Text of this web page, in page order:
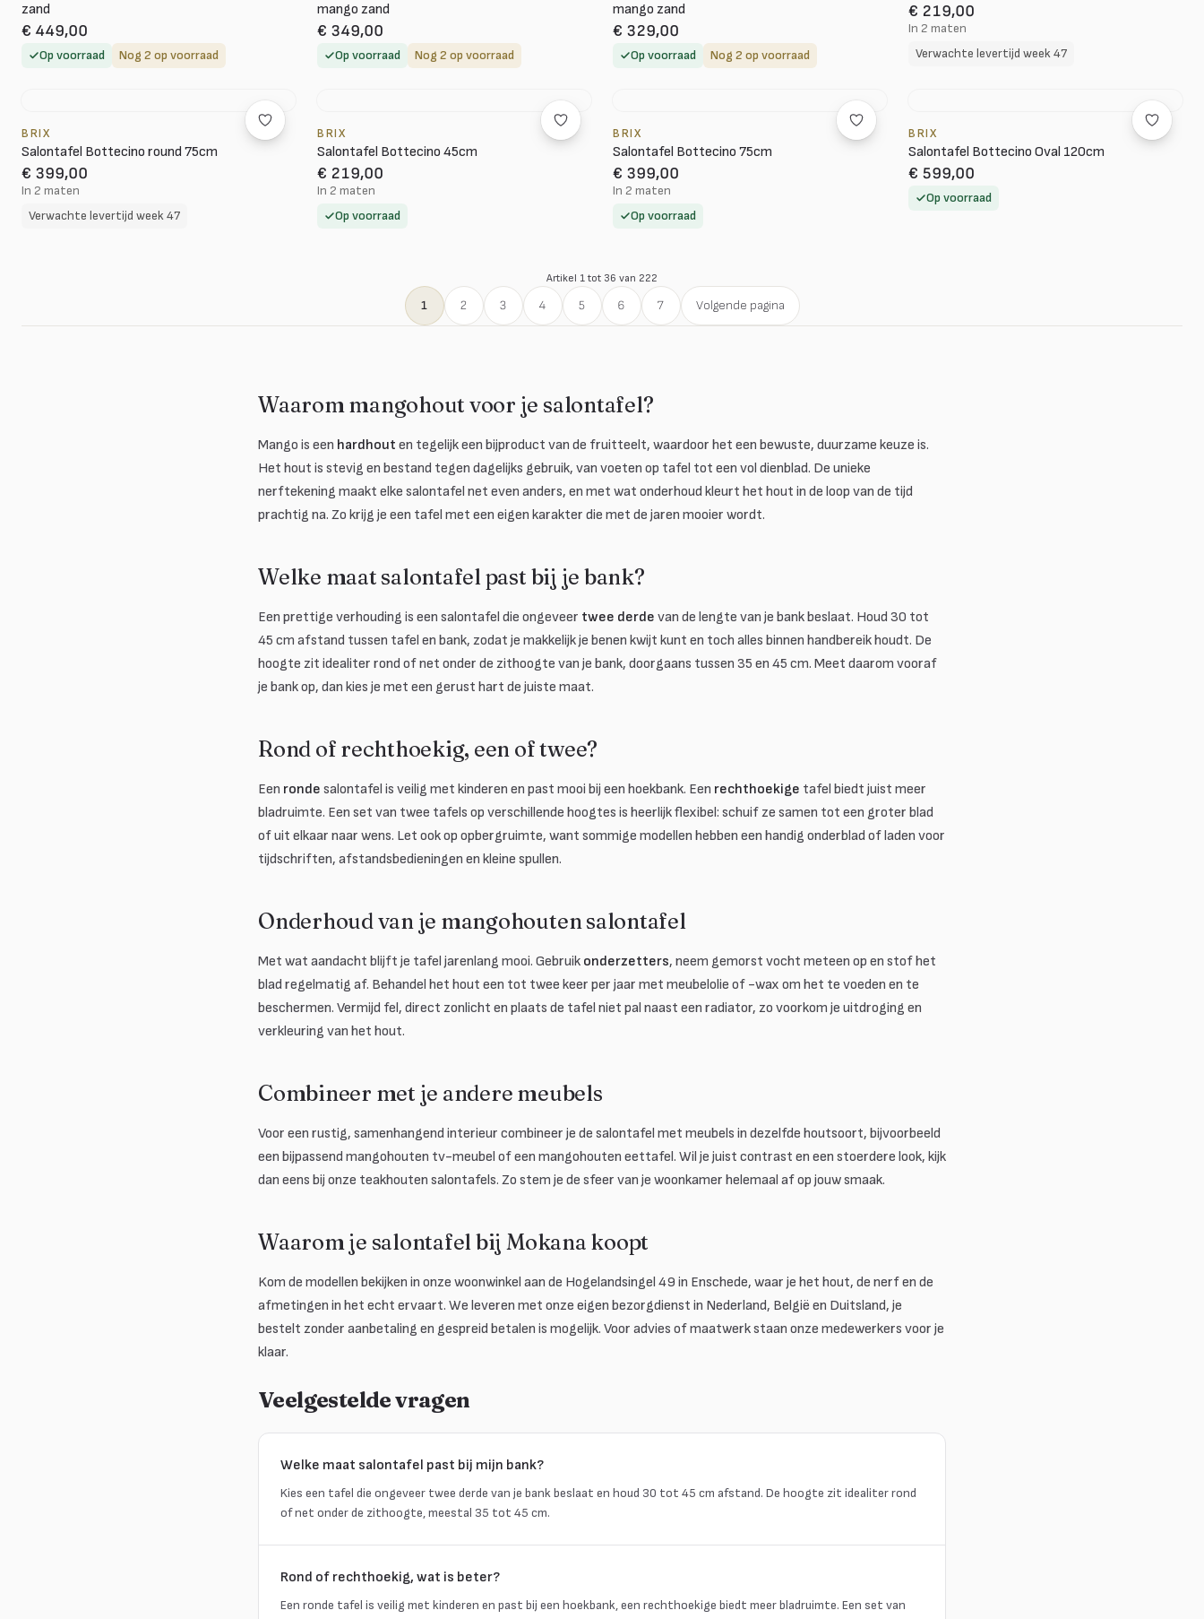
zand
€ 449,00
Op voorraad Nog 2 op voorraad
mango zand
€ 349,00
Op voorraad Nog 2 op voorraad
mango zand
€ 329,00
Op voorraad Nog 2 op voorraad
€ 219,00
In 2 maten
Verwachte levertijd week 47
BRIX
Salontafel Bottecino round 75cm
€ 399,00
In 2 maten
Verwachte levertijd week 47
BRIX
Salontafel Bottecino 45cm
€ 219,00
In 2 maten
Op voorraad
BRIX
Salontafel Bottecino 75cm
€ 399,00
In 2 maten
Op voorraad
BRIX
Salontafel Bottecino Oval 120cm
€ 599,00
Op voorraad
Artikel 1 tot 36 van 222
1 2 3 4 5 6 7 Volgende pagina
Waarom mangohout voor je salontafel?
Mango is een hardhout en tegelijk een bijproduct van de fruitteelt, waardoor het een bewuste, duurzame keuze is.
Het hout is stevig en bestand tegen dagelijks gebruik, van voeten op tafel tot een vol dienblad. De unieke
nerftekening maakt elke salontafel net even anders, en met wat onderhoud kleurt het hout in de loop van de tijd
prachtig na. Zo krijg je een tafel met een eigen karakter die met de jaren mooier wordt.
Welke maat salontafel past bij je bank?
Een prettige verhouding is een salontafel die ongeveer twee derde van de lengte van je bank beslaat. Houd 30 tot
45 cm afstand tussen tafel en bank, zodat je makkelijk je benen kwijt kunt en toch alles binnen handbereik houdt. De
hoogte zit idealiter rond of net onder de zithoogte van je bank, doorgaans tussen 35 en 45 cm. Meet daarom vooraf
je bank op, dan kies je met een gerust hart de juiste maat.
Rond of rechthoekig, een of twee?
Een ronde salontafel is veilig met kinderen en past mooi bij een hoekbank. Een rechthoekige tafel biedt juist meer
bladruimte. Een set van twee tafels op verschillende hoogtes is heerlijk flexibel: schuif ze samen tot een groter blad
of uit elkaar naar wens. Let ook op opbergruimte, want sommige modellen hebben een handig onderblad of laden voor
tijdschriften, afstandsbedieningen en kleine spullen.
Onderhoud van je mangohouten salontafel
Met wat aandacht blijft je tafel jarenlang mooi. Gebruik onderzetters, neem gemorst vocht meteen op en stof het
blad regelmatig af. Behandel het hout een tot twee keer per jaar met meubelolie of -wax om het te voeden en te
beschermen. Vermijd fel, direct zonlicht en plaats de tafel niet pal naast een radiator, zo voorkom je uitdroging en
verkleuring van het hout.
Combineer met je andere meubels
Voor een rustig, samenhangend interieur combineer je de salontafel met meubels in dezelfde houtsoort, bijvoorbeeld
een bijpassend mangohouten tv-meubel of een mangohouten eettafel. Wil je juist contrast en een stoerdere look, kijk
dan eens bij onze teakhouten salontafels. Zo stem je de sfeer van je woonkamer helemaal af op jouw smaak.
Waarom je salontafel bij Mokana koopt
Kom de modellen bekijken in onze woonwinkel aan de Hogelandsingel 49 in Enschede, waar je het hout, de nerf en de
afmetingen in het echt ervaart. We leveren met onze eigen bezorgdienst in Nederland, België en Duitsland, je
bestelt zonder aanbetaling en gespreid betalen is mogelijk. Voor advies of maatwerk staan onze medewerkers voor je
klaar.
Veelgestelde vragen
Welke maat salontafel past bij mijn bank?
Kies een tafel die ongeveer twee derde van je bank beslaat en houd 30 tot 45 cm afstand. De hoogte zit idealiter rond
of net onder de zithoogte, meestal 35 tot 45 cm.
Rond of rechthoekig, wat is beter?
Een ronde tafel is veilig met kinderen en past bij een hoekbank, een rechthoekige biedt meer bladruimte. Een set van